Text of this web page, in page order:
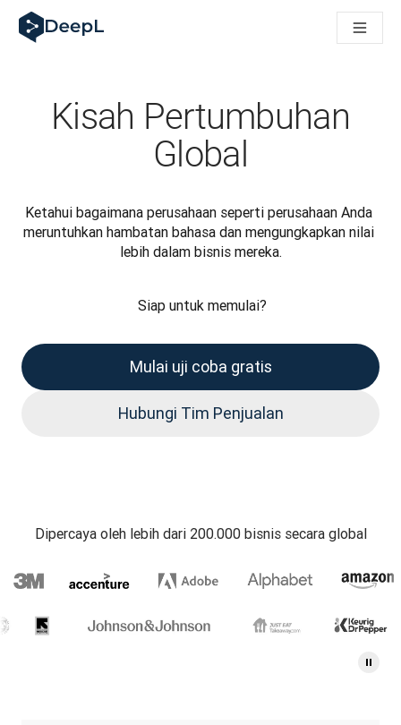
DeepL untuk agen AI
Translation Flow DeepL: Alur kerja baru yang didukung AI
Mengurai Makna Kepercayaan dalam AI bahasa perusahaan.
Sistem Evaluasi Mutu Terjemahan DeepL: Cara
Terjemahan teks berkualitas tinggi ke platform suara real-
Kisah Pertumbuhan
Global
Ketahui bagaimana perusahaan seperti perusahaan Anda
meruntuhkan hambatan bahasa dan mengungkapkan nilai
lebih dalam bisnis mereka.
Siap untuk memulai?
Mulai uji coba gratis
Hubungi Tim Penjualan
Dipercaya oleh lebih dari 200.000 bisnis secara global